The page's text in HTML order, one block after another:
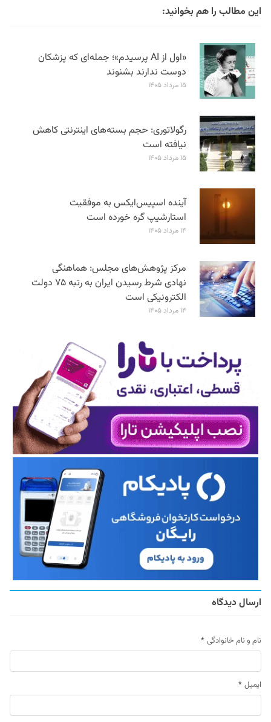
این مطالب را هم بخوانید:
«اول از AI پرسیدم»؛ جمله‌ای که پزشکان
دوست ندارند بشنوند
۱۵ مرداد ۱۴۰۵
رگولاتوری: حجم بسته‌های اینترنتی کاهش
نیافته است
۱۵ مرداد ۱۴۰۵
آینده اسپیس‌ایکس به موفقیت
استارشیپ گره خورده است
۱۴ مرداد ۱۴۰۵
مرکز پژوهش‌های مجلس: هماهنگی
نهادی شرط رسیدن ایران به رتبه ۷۵ دولت
الکترونیکی است
۱۴ مرداد ۱۴۰۵
ارسال دیدگاه
نام و نام خانوادگی *
ایمیل *